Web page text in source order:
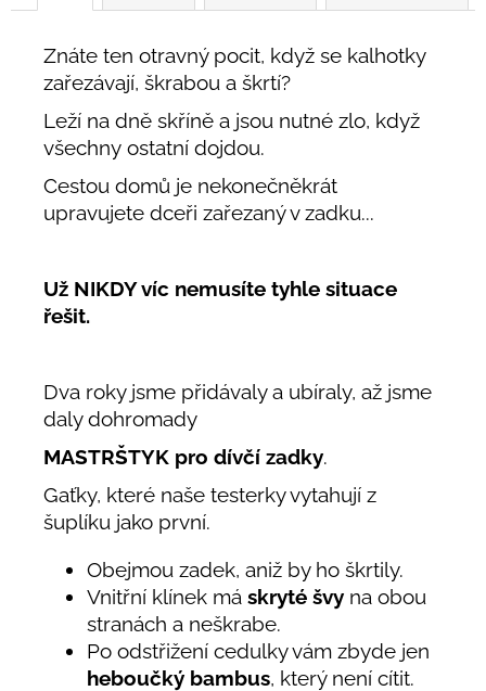
Znáte ten otravný pocit, když se kalhotky
zařezávají, škrabou a škrtí?
Leží na dně skříně a jsou nutné zlo, když
všechny ostatní dojdou.
Cestou domů je nekonečněkrát
upravujete dceři zařezaný v zadku...
Už NIKDY víc nemusíte tyhle situace
řešit.
Dva roky jsme přidávaly a ubíraly, až jsme
daly dohromady
MASTRŠTYK pro dívčí zadky.
Gaťky, které naše testerky vytahují z
šuplíku jako první.
Obejmou zadek, aniž by ho škrtily.
Vnitřní klínek má skryté švy na obou
stranách a neškrabe.
Po odstřižení cedulky vám zbyde jen
heboučký bambus, který není cítit.